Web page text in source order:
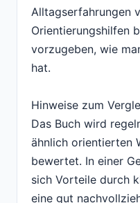
Alltagserfahrungen
Orientierungshilfen
vorzugeben, wie
hat.
Hinweise zum
Das Buch wird
ähnlich orientierten
bewertet. In einer
sich Vorteile durch
eine gut